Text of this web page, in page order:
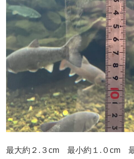
最大約２.３cm 最小約１.０cm